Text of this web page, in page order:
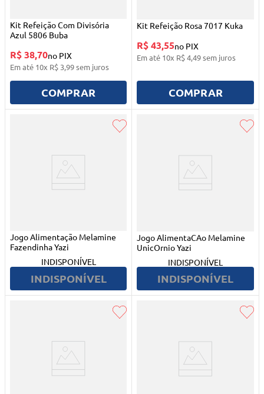
Kit Refeição Com Divisória
Azul 5806 Buba
R$ 38,70no PIX
Em até 10x R$ 3,99sem juros
COMPRAR
Kit Refeição Rosa 7017 Kuka
R$ 43,55no PIX
Em até 10x R$4,49sem juros
COMPRAR
Jogo Alimentação Melamine
Fazendinha Yazi
INDISPONÍVEL
INDISPONÍVEL
Jogo AlimentaCAo Melamine
UnicOrnio Yazi
INDISPONÍVEL
INDISPONÍVEL